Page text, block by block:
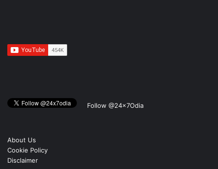
Follow @24x7Odia
About Us
Cookie Policy
Disclaimer